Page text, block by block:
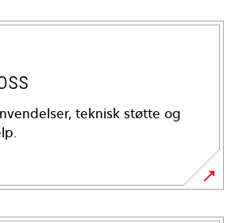
teknisk støtte og